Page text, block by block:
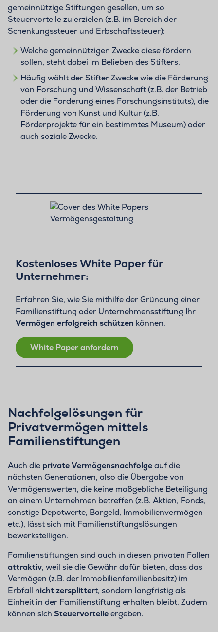
gemeinnützige Stiftungen gesellen, um so
Steuervorteile zu erzielen (z.B. im Bereich der
Schenkungssteuer und Erbschaftssteuer):
Welche gemeinnützigen Zwecke diese fördern
sollen, steht dabei im Belieben des Stifters.
Häufig wählt der Stifter Zwecke wie die Förderung
von Forschung und Wissenschaft (z.B. der Betrieb
oder die Förderung eines Forschungsinstituts), die
Förderung von Kunst und Kultur (z.B.
Förderprojekte für ein bestimmtes Museum) oder
auch soziale Zwecke.
Kostenloses White Paper für
Unternehmer:
Erfahren Sie, wie Sie mithilfe der Gründung einer
Familienstiftung oder Unternehmensstiftung Ihr
Vermögen erfolgreich schützen können.
White Paper anfordern
Nachfolgelösungen für
Privatvermögen mittels
Familienstiftungen
Auch die private Vermögensnachfolgeauf die
nächsten Generationen, also die Übergabe von
Vermögenswerten, die keine maßgebliche Beteiligung
an einem Unternehmen betreffen (z.B. Aktien, Fonds,
sonstige Depotwerte, Bargeld, Immobilienvermögen
etc.), lässt sich mit Familienstiftungslösungen
bewerkstelligen.
Familienstiftungen sind auch in diesen privaten Fällen
attraktiv, weil sie die Gewähr dafür bieten, dass das
Vermögen (z.B. der Immobilienfamilienbesitz) im
Erbfall nicht zersplittert, sondern langfristig als
Einheit in der Familienstiftung erhalten bleibt. Zudem
können sich Steuervorteileergeben.